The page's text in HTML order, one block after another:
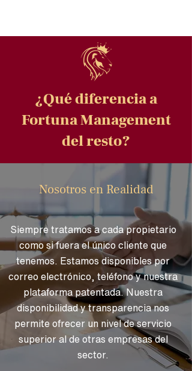
¿Qué diferencia a
Fortuna Management
del resto?
Nosotros en Realidad
Siempre tratamos a cada propietario
como si fuera el único cliente que
tenemos. Estamos disponibles por
correo electrónico, teléfono y nuestra
plataforma patentada. Nuestra
disponibilidad y transparencia nos
permite ofrecer un nivel de servicio
superior al de otras empresas del
sector.